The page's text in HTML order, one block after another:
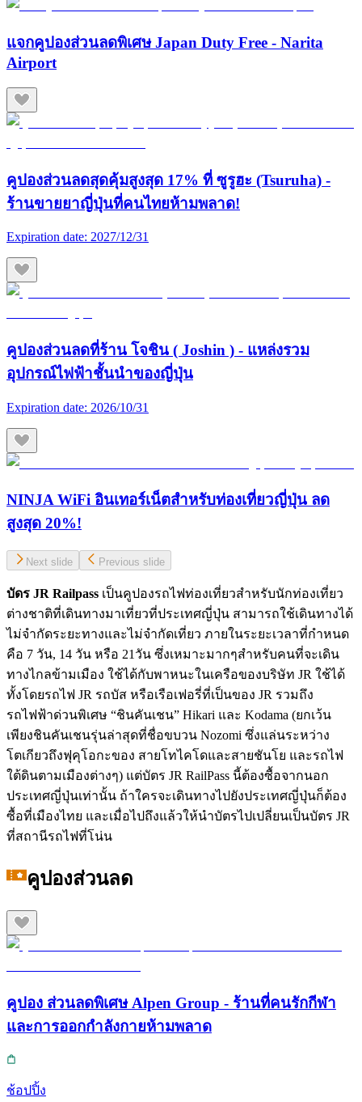
แจกคูปองส่วนลดพิเศษ Japan Duty Free - Narita
Airport
คูปองส่วนลดสุดคุ้มสูงสุด 17% ที่ ซูรูฮะ (Tsuruha) -
ร้านขายยาญี่ปุ่นที่คนไทยห้ามพลาด!
Expiration date: 2027/12/31
คูปองส่วนลดที่ร้าน โจชิน ( Joshin ) - แหล่งรวม
อุปกรณ์ไฟฟ้าชั้นนำของญี่ปุ่น
Expiration date: 2026/10/31
NINJA WiFi อินเทอร์เน็ตสำหรับท่องเที่ยวญี่ปุ่น ลด
สูงสุด 20%!
Next slide Previous slide
บัดร JR Railpass เป็นคูปองรถไฟท่องเที่ยวสําหรับนักท่องเที่ยว
ต่างชาติที่เดินทางมาเที่ยวที่ประเทศญี่ปุ่น สามารถใช้เดินทางได้
ไม่จํากัดระยะทางและไม่จํากัดเที่ยว ภายในระยะเวลาที่กําหนด
คือ 7 วัน, 14 วัน หรือ 21วัน ซึ่งเหมาะมากๆสําหรับคนที่จะเดิน
ทางไกลข้ามเมือง ใช้ได้กับพาหนะในเครือของบริษัท JR ใช้ได้
ทั้งโดยรถไฟ JR รถบัส หรือเรือเฟอรี่ที่เป็นของ JR รวมถึง
รถไฟฟ้าด่วนพิเศษ “ชินคันเชน” Hikari และ Kodama (ยกเว้น
เพียงชินคันเชนรุ่นล่าสุดที่ชื่อขบวน Nozomi ซึ่งแล่นระหว่าง
โตเกียวถึงฟุคุโอกะของ สายโทไคโดและสายชันโย และรถไฟ
ใต้ดินตามเมืองต่างๆ) แต่บัตร JR RailPass นี้ต้องซื้อจากนอก
ประเทศญี่ปุ่นเท่านั้น ถ้าใครจะเดินทางไปยังประเทศญี่ปุ่นก็ต้อง
ซื้อที่เมืองไทย และเมื่อไปถึงแล้วให้นำบัตรไปเปลี่ยนเป็นบัตร JR
ที่สถานีรถไฟที่โน่น
คูปองส่วนลด
คูปอง ส่วนลดพิเศษ Alpen Group - ร้านที่คนรักกีฬา
และการออกกำลังกายห้ามพลาด
ช้อปปิ้ง